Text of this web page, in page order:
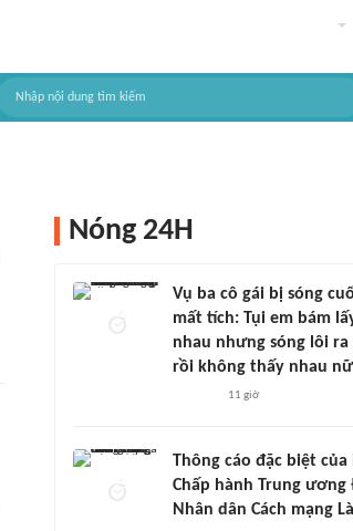
Nóng 24H
Vụ ba cô gái bị sóng
mất tích: Tụi em bám
nhau nhưng sóng lôi ra
rồi không thấy nhau
11 giờ
Thông cáo đặc biệt của
Chấp hành Trung ương
Nhân dân Cách mạng